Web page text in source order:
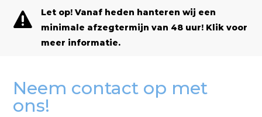

Let op! Vanaf heden hanteren wij een
minimale afzegtermijn van 48 uur! Klik voor
meer informatie.
Neem contact op met
ons!